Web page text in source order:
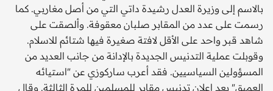
بالاسم إلى وزيرة العدل رشيدة داتي التي من أصل مغاربي. كما
رسمت على عدد من المقابر صلبان معقوفة. وألصقت على
شاهد قبر واحد على الأقل لافتة صغيرة فيها شتائم للاسلام.
وقوبلت عملية التدنيس الجديدة بالإدانة من جانب العديد من
المسؤولين السياسيين. فقد أعرب ساركوزي عن "استيائه
العميق" بعد إعلان تدنيس مقابر للمسلمين للمرة الثالثة. وقال